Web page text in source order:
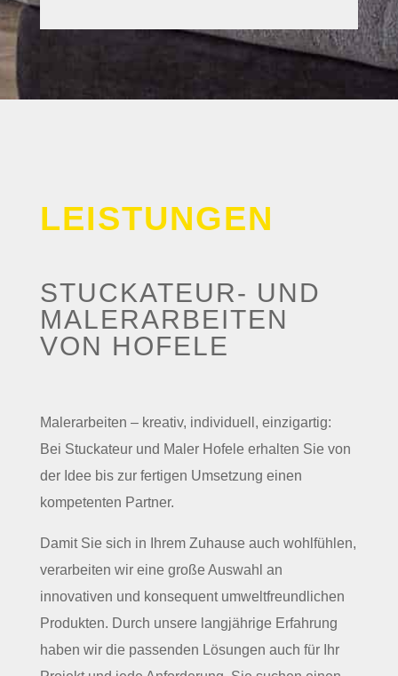
LEISTUNGEN
STUCKATEUR- UND
MALERARBEITEN
VON HOFELE
Malerarbeiten – kreativ, individuell, einzigartig:
Bei Stuckateur und Maler Hofele erhalten Sie von
der Idee bis zur fertigen Umsetzung einen
kompetenten Partner.
Damit Sie sich in Ihrem Zuhause auch wohlfühlen,
verarbeiten wir eine große Auswahl an
innovativen und konsequent umweltfreundlichen
Produkten. Durch unsere langjährige Erfahrung
haben wir die passenden Lösungen auch für Ihr